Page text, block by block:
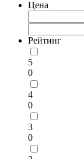
Цена
Рейтинг
5
0
4
0
3
0